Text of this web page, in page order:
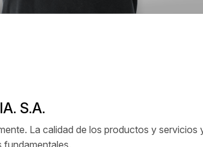
S.A.
La calidad de los productos y servicios